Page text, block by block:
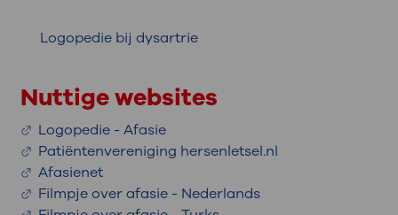
Logopedie bij dysartrie
Nuttige websites
Logopedie - Afasie
Patiëntenvereniging hersenletsel.nl
Afasienet
Filmpje over afasie - Nederlands